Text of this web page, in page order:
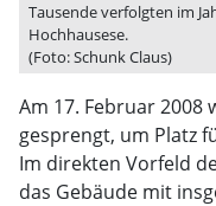
Tausende verfolgten im
Hochhausese.
(Foto: Schunk Claus)
Am 17. Februar 2008
gesprengt, um Platz
Im direkten Vorfeld
das Gebäude mit